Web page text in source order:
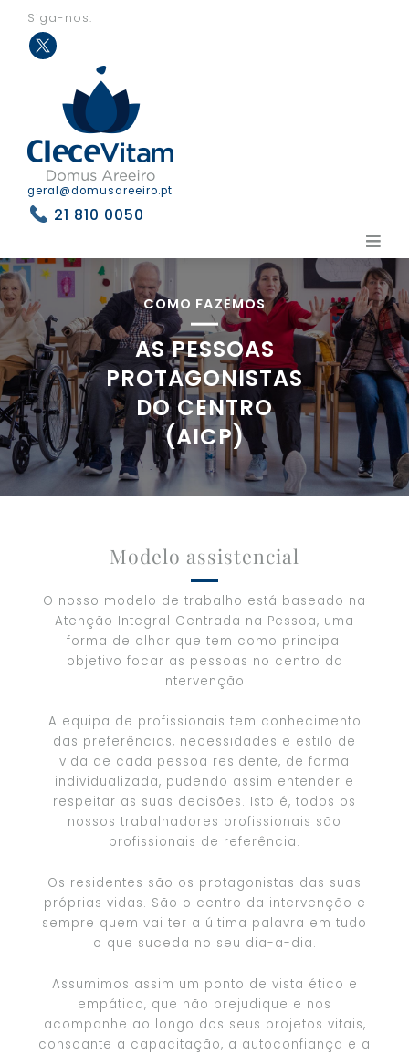
Siga-nos:
geral@domusareeiro.pt
21 810 0050
COMO FAZEMOS
AS PESSOAS
PROTAGONISTAS
DO CENTRO
(AICP)
Modelo assistencial
O nosso modelo de trabalho está baseado na
Atenção Integral Centrada na Pessoa, uma
forma de olhar que tem como principal
objetivo focar as pessoas no centro da
intervenção.
A equipa de profissionais tem conhecimento
das preferências, necessidades e estilo de
vida de cada pessoa residente, de forma
individualizada, pudendo assim entender e
respeitar as suas decisões. Isto é, todos os
nossos trabalhadores profissionais são
profissionais de referência.
Os residentes são os protagonistas das suas
próprias vidas. São o centro da intervenção e
sempre quem vai ter a última palavra em tudo
o que suceda no seu dia-a-dia.
Assumimos assim um ponto de vista ético e
empático, que não prejudique e nos
acompanhe ao longo dos seus projetos vitais,
consoante a capacitação, a autoconfiança e a